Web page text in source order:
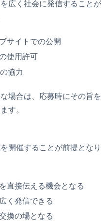
広く社会に発信することが
サイトでの公開
使用許可
協力
場合は、応募時にその旨を
す。
開催することが前提となり
直接伝える機会となる
く発信できる
換の場となる